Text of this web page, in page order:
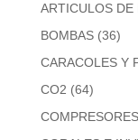
ARTICULOS
BOMBAS (36)
CARACOLES Y
CO2 (64)
COMPRESORES